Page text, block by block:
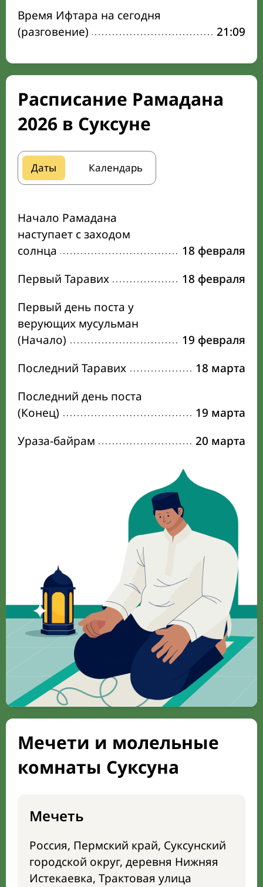
Время Ифтара на сегодня
(разговение)
21:09
Расписание Рамадана
2026 в Суксуне
Даты Календарь
Начало Рамадана
наступает с заходом
солнца
18 февраля
Первый Таравих
18 февраля
Первый день поста у
верующих мусульман
(Начало)
19 февраля
Последний Таравих
18 марта
Последний день поста
(Конец)
19 марта
Ураза-байрам
20 марта
Мечети и молельные
комнаты Суксуна
Мечеть
Россия, Пермский край, Суксунский
городской округ, деревня Нижняя
Истекаевка, Трактовая улица